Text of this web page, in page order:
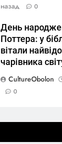
назад
0
День
Поттера: у
вітали
чарівника
CultureObolon
0